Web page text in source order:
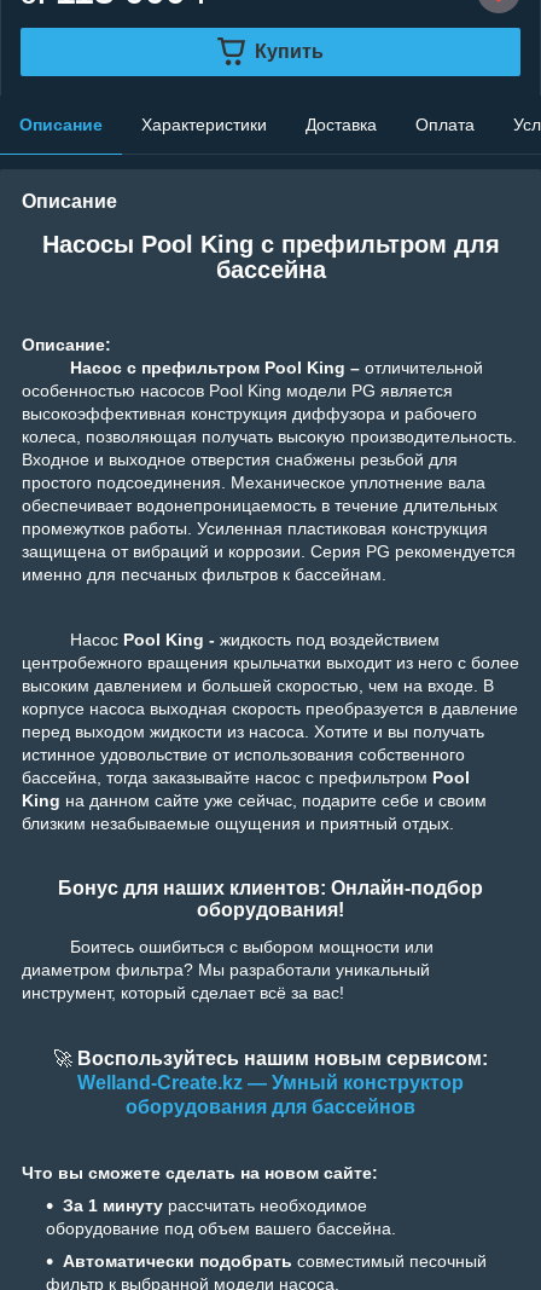
Купить
Описание Характеристики Доставка Оплата
Описание
Насосы Pool King c префильтром для
бассейна
Описание:
Насос с префильтром Pool King – отличительной
особенностью насосов Pool King модели PG является
высокоэффективная конструкция диффузора и рабочего
колеса, позволяющая получать высокую производительность.
Входное и выходное отверстия снабжены резьбой для
простого подсоединения. Механическое уплотнение вала
обеспечивает водонепроницаемость в течение длительных
промежутков работы. Усиленная пластиковая конструкция
защищена от вибраций и коррозии. Серия PG рекомендуется
именно для песчаных фильтров к бассейнам.
Насос Pool King - жидкость под воздействием
центробежного вращения крыльчатки выходит из него с более
высоким давлением и большей скоростью, чем на входе. В
корпусе насоса выходная скорость преобразуется в давление
перед выходом жидкости из насоса. Хотите и вы получать
истинное удовольствие от использования собственного
бассейна, тогда заказывайте насос с префильтром Pool
King на данном сайте уже сейчас, подарите себе и своим
близким незабываемые ощущения и приятный отдых.
Бонус для наших клиентов: Онлайн-подбор
оборудования!
Боитесь ошибиться с выбором мощности или
диаметром фильтра? Мы разработали уникальный
инструмент, который сделает всё за вас!
🚀 Воспользуйтесь нашим новым сервисом:
Welland-Create.kz — Умный конструктор
оборудования для бассейнов
Что вы сможете сделать на новом сайте:
За 1 минуту рассчитать необходимое
оборудование под объем вашего бассейна.
Автоматически подобрать совместимый песочный
фильтр к выбранной модели насоса.